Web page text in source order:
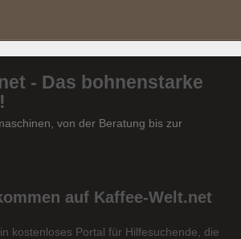
- Das bohnenstarke
von der Beratung bis zur
auf Kaffee-Welt.net
kostenloses Portal für Hilfesuchende, die